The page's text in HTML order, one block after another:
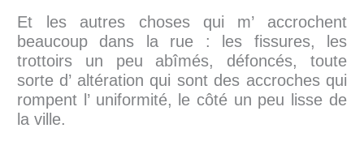
Et les autres choses qui m’ accrochent
beaucoup dans la rue : les fissures, les
trottoirs un peu abîmés, défoncés, toute
sorte d’ altération qui sont des accroches qui
rompent l’ uniformité, le côté un peu lisse de
la ville.